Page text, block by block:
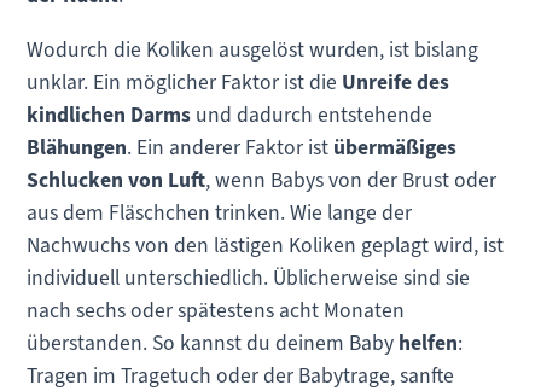
Wodurch die Koliken ausgelöst wurden, ist bislang
unklar. Ein möglicher Faktor ist die Unreife des
kindlichen Darms und dadurch entstehende
Blähungen. Ein anderer Faktor ist übermäßiges
Schlucken von Luft, wenn Babys von der Brust oder
aus dem Fläschchen trinken. Wie lange der
Nachwuchs von den lästigen Koliken geplagt wird, ist
individuell unterschiedlich. Üblicherweise sind sie
nach sechs oder spätestens acht Monaten
überstanden. So kannst du deinem Baby helfen:
Tragen im Tragetuch oder der Babytrage, sanfte